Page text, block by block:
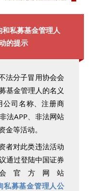
私募基金管理人
的提示
法分子冒用协会会
基金管理人的名义
公司名称、注册商
法APP、非法网站
等活动。
者对此类违法活动
通过登陆中国证券
官方网站
私募基金管理人公